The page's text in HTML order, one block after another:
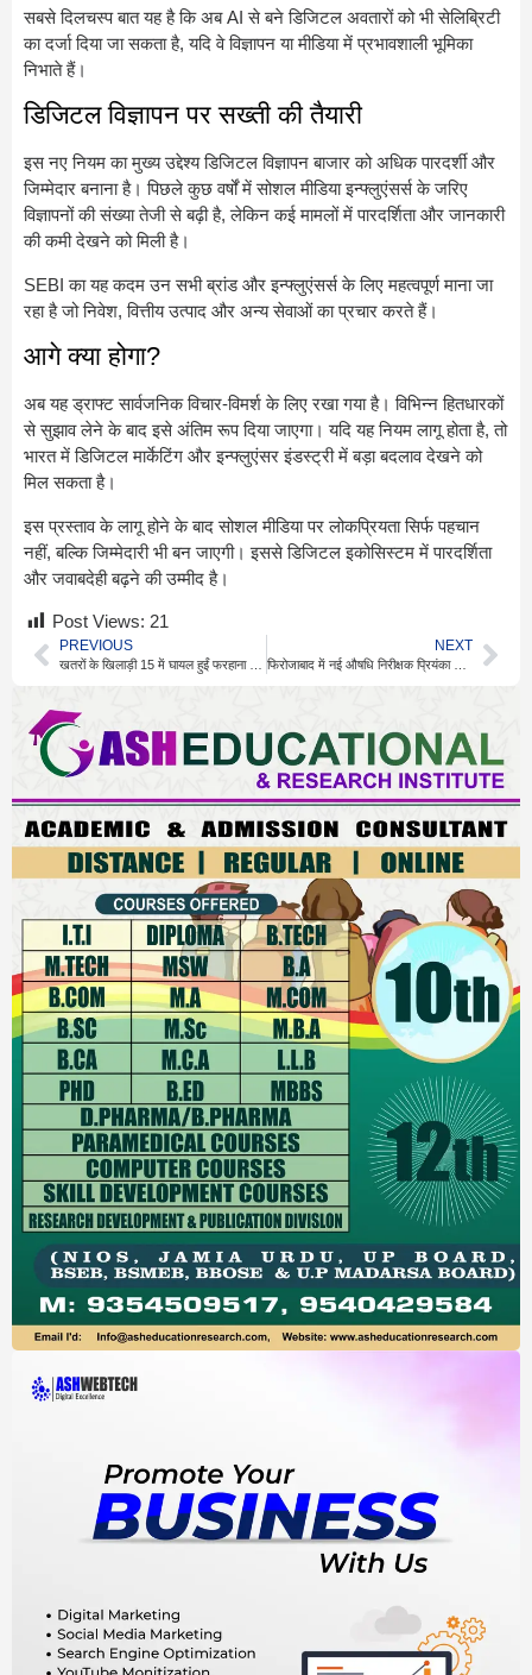
सबसे दिलचस्प बात यह है कि अब AI से बने डिजिटल अवतारों को भी सेलिब्रिटी
का दर्जा दिया जा सकता है, यदि वे विज्ञापन या मीडिया में प्रभावशाली भूमिका
निभाते हैं।
डिजिटल विज्ञापन पर सख्ती की तैयारी
इस नए नियम का मुख्य उद्देश्य डिजिटल विज्ञापन बाजार को अधिक पारदर्शी और
जिम्मेदार बनाना है। पिछले कुछ वर्षों में सोशल मीडिया इन्फ्लुएंसर्स के जरिए
विज्ञापनों की संख्या तेजी से बढ़ी है, लेकिन कई मामलों में पारदर्शिता और जानकारी
की कमी देखने को मिली है।
SEBI का यह कदम उन सभी ब्रांड और इन्फ्लुएंसर्स के लिए महत्वपूर्ण माना जा
रहा है जो निवेश, वित्तीय उत्पाद और अन्य सेवाओं का प्रचार करते हैं।
आगे क्या होगा?
अब यह ड्राफ्ट सार्वजनिक विचार-विमर्श के लिए रखा गया है। विभिन्न हितधारकों
से सुझाव लेने के बाद इसे अंतिम रूप दिया जाएगा। यदि यह नियम लागू होता है, तो
भारत में डिजिटल मार्केटिंग और इन्फ्लुएंसर इंडस्ट्री में बड़ा बदलाव देखने को
मिल सकता है।
इस प्रस्ताव के लागू होने के बाद सोशल मीडिया पर लोकप्रियता सिर्फ पहचान
नहीं, बल्कि जिम्मेदारी भी बन जाएगी। इससे डिजिटल इकोसिस्टम में पारदर्शिता
और जवाबदेही बढ़ने की उम्मीद है।
Post Views: 21
PREVIOUS NEXT